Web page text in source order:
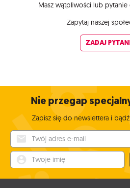
Masz wątpliwości lub
Zapytaj naszej
ZADAJ
Nie przegap
Zapisz się do newslettera i